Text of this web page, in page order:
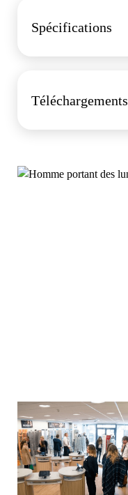
Spécifications
Téléchargements